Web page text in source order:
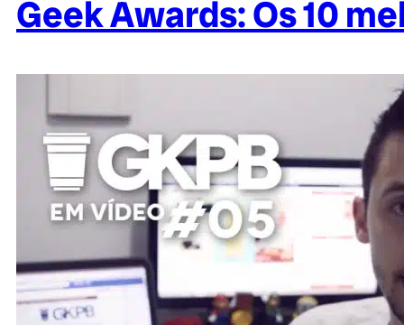
Geek Awards: Os 10